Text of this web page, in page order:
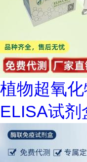
植物超氧化
ELISA试剂